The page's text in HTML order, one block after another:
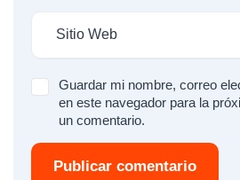
Guardar mi nombre, correo
en este navegador para la
un comentario.
Publicar comentario